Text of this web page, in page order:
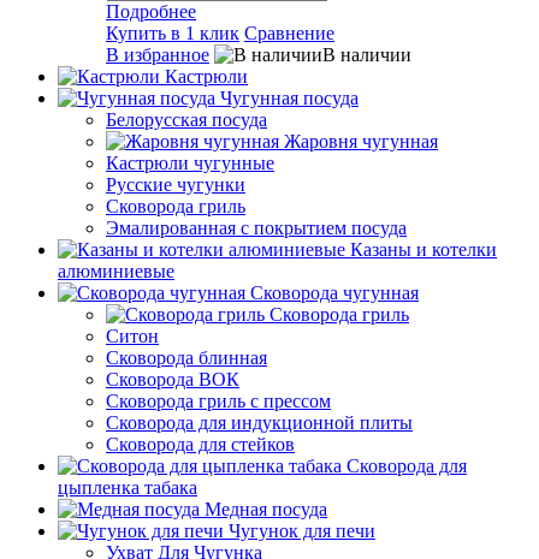
Подробнее
Купить в 1 клик Сравнение
В избранное
В наличии
Кастрюли
Чугунная посуда
Белорусская посуда
Жаровня чугунная
Кастрюли чугунные
Русские чугунки
Сковорода гриль
Эмалированная с покрытием посуда
Казаны и котелки
алюминиевые
Сковорода чугунная
Сковорода гриль
Ситон
Сковорода блинная
Сковорода ВОК
Сковорода гриль с прессом
Сковорода для индукционной плиты
Сковорода для стейков
Сковорода для
цыпленка табака
Медная посуда
Чугунок для печи
Ухват Для Чугунка